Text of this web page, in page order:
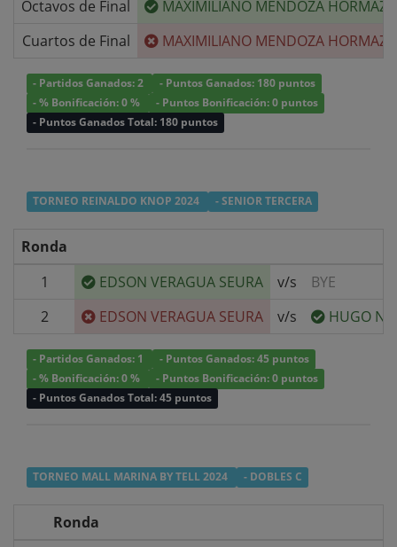
Octavos de Final
MAXIMILIANO MENDOZA
Cuartos de Final
MAXIMILIANO MENDOZA
- Partidos Ganados: 2
- Puntos Ganados: 180 puntos
- % Bonificación: 0 %
- Puntos Bonificación: 0 puntos
- Puntos Ganados Total: 180 puntos
TORNEO REINALDO KNOP 2024 - SENIOR TERCERA
Ronda
1
EDSON VERAGUA SEURA v/s
BYE
2
EDSON VERAGUA SEURA v/s HUGO
- Partidos Ganados: 1
- Puntos Ganados: 45 puntos
- % Bonificación: 0 %
- Puntos Bonificación: 0 puntos
- Puntos Ganados Total: 45 puntos
TORNEO MALL MARINA BY TELL 2024 - DOBLES C
Ronda